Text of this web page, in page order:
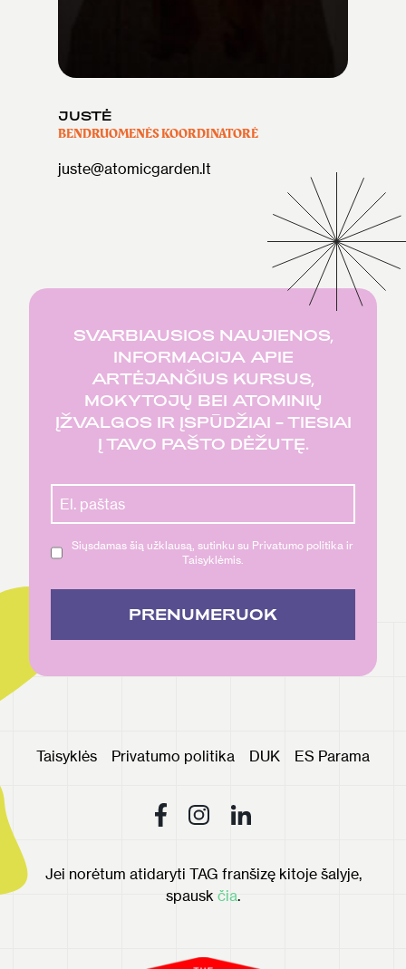
JUSTĖ
BENDRUOMENĖS KOORDINATORĖ
juste@atomicgarden.lt
SVARBIAUSIOS NAUJIENOS,
INFORMACIJA APIE
ARTĖJANČIUS KURSUS,
MOKYTOJŲ BEI ATOMINIŲ
ĮŽVALGOS IR ĮSPŪDŽIAI – TIESIAI
Į TAVO PAŠTO DĖŽUTĘ.
Siųsdamas šią užklausą, sutinku su Privatumo politika ir
Taisyklėmis.
PRENUMERUOK
Taisyklės Privatumo politika DUK ES Parama
Jei norėtum atidaryti TAG franšizę kitoje šalyje,
spausk čia.